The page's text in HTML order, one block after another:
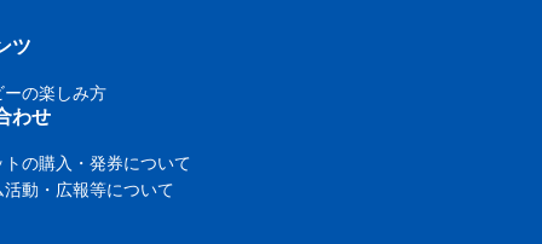
ツ
ーの楽しみ方
わせ
トの購入・発券について
活動・広報等について